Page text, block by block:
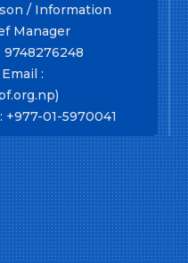
/ Information
Manager
9748276248
:
+977-01-5970041